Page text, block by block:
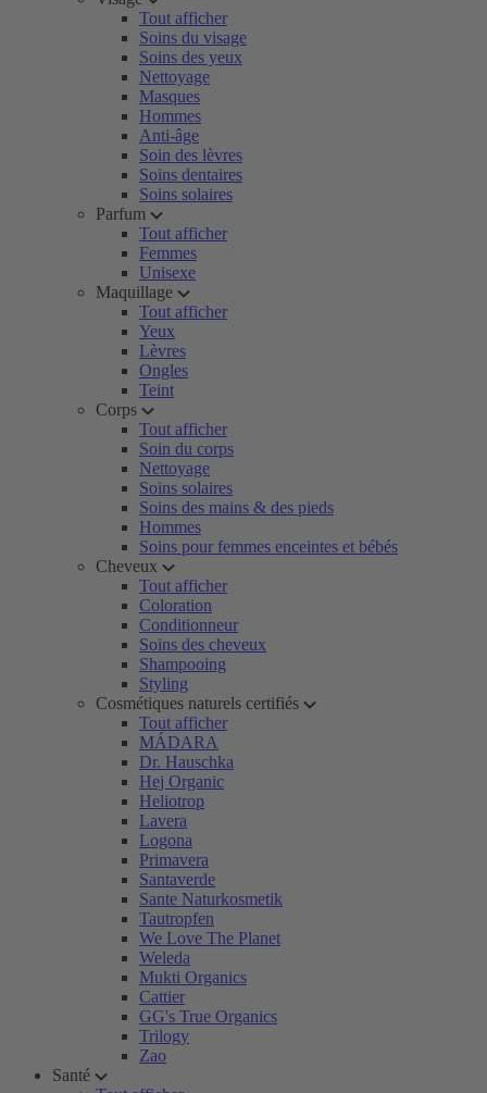
Tout afficher
Soins du visage
Soins des yeux
Nettoyage
Masques
Hommes
Anti-âge
Soin des lèvres
Soins dentaires
Soins solaires
Parfum
Tout afficher
Femmes
Unisexe
Maquillage
Tout afficher
Yeux
Lèvres
Ongles
Teint
Corps
Tout afficher
Soin du corps
Nettoyage
Soins solaires
Soins des mains & des pieds
Hommes
Soins pour femmes enceintes et bébés
Cheveux
Tout afficher
Coloration
Conditionneur
Soins des cheveux
Shampooing
Styling
Cosmétiques naturels certifiés
Tout afficher
MÁDARA
Dr. Hauschka
Hej Organic
Heliotrop
Lavera
Logona
Primavera
Santaverde
Sante Naturkosmetik
Tautropfen
We Love The Planet
Weleda
Mukti Organics
Cattier
GG's True Organics
Trilogy
Zao
Santé